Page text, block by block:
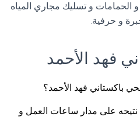
و تسليك مجاري المياه
و حرفية.
فهد الأحمد
باكستاني فهد الأحمد؟
نتيحه على مدار ساعات العمل و